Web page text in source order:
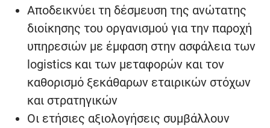
Αποδεικνύει τη δέσμευση της ανώτατης
διοίκησης του οργανισμού για την παροχή
υπηρεσιών με έμφαση στην ασφάλεια των
logistics και των μεταφορών και τον
καθορισμό ξεκάθαρων εταιρικών στόχων
και στρατηγικών
Οι ετήσιες αξιολογήσεις συμβάλλουν